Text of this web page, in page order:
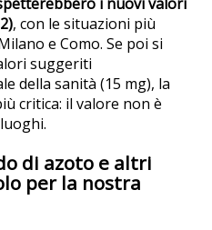
, con le situazioni più
e Como. Se poi si
suggeriti
della sanità (15 mg), la
critica: il valore non è
di azoto e altri
per la nostra